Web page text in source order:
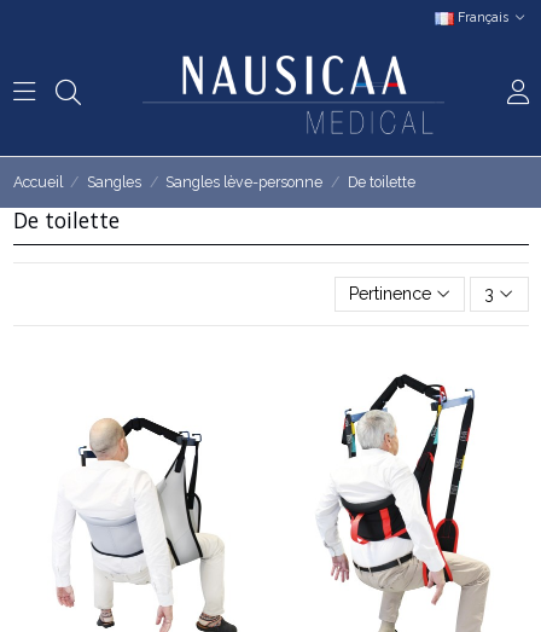
Français
Accueil Sangles Sangles lève-personne De toilette
De toilette
Pertinence 3